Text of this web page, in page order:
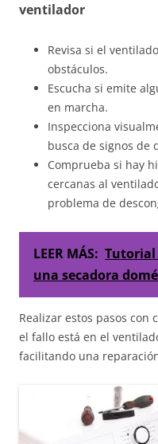
ventilador
Revisa si el
obstáculos.
Escucha si emite
en marcha.
Inspecciona
busca de signos de
Comprueba si hay
cercanas al
problema de
LEER MÁS: Tutorial
una secadora
Realizar estos pasos
el fallo está en el
facilitando una